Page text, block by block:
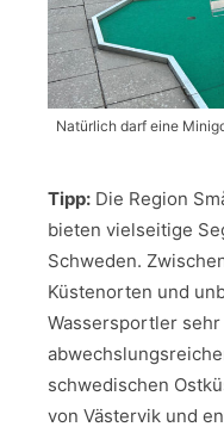
Natürlich darf eine
Tipp: Die Region
bieten vielseitige
Schweden.
Küstenorten und
Wassersportler
schwedischen
von Västervik und